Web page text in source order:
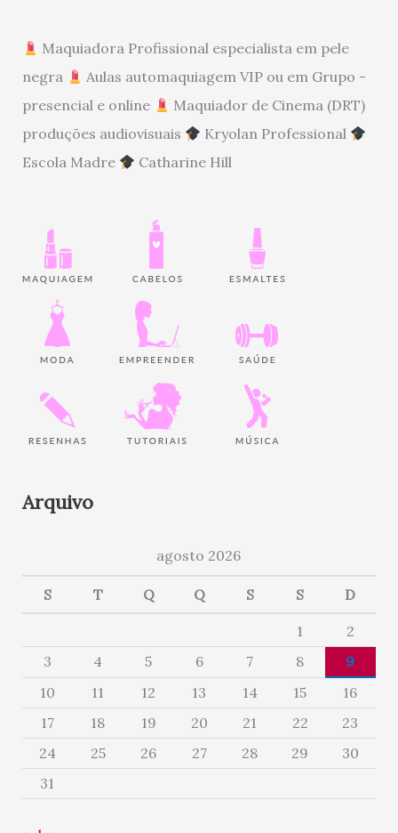
Maquiadora Profissional especialista em pele
negra
Aulas automaquiagem VIP ou em Grupo -
presencial e online
Maquiador de Cinema (DRT)
produções audiovisuais
Kryolan Professional
Escola Madre
Catharine Hill
Arquivo
agosto 2026
S T Q Q S S D
1
2
3
4 5 6 7 8
9
10
11 12 13 14 15
16
17
18 19 20 21 22
23
24
25 26 27 28 29
30
31